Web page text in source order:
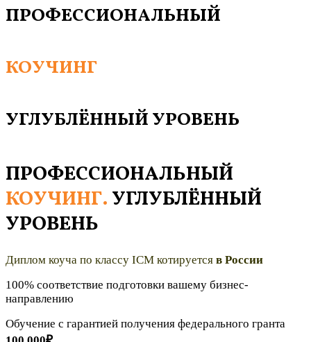
ПРОФЕССИОНАЛЬНЫЙ
КОУЧИНГ
УГЛУБЛЁННЫЙ УРОВЕНЬ
ПРОФЕССИОНАЛЬНЫЙ
КОУЧИНГ. УГЛУБЛЁННЫЙ
УРОВЕНЬ
Диплом коуча по классу ICM котируется в России
100% соответствие подготовки вашему бизнес-
направлению
Обучение с гарантией получения федерального гранта